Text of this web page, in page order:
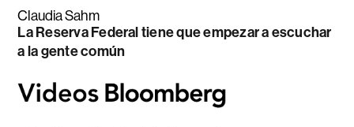
Claudia Sahm
La Reserva Federal tiene que empezar a escuchar
a la gente común